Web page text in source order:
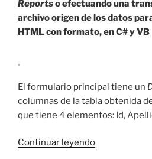
Reportso efectuando una
archivo origen de los datos
HTML con formato, en C# y VB
El formulario principal tiene un
columnas de la tabla obtenida
que tiene 4 elementos: Id,
Continuar leyendo«DataGrid